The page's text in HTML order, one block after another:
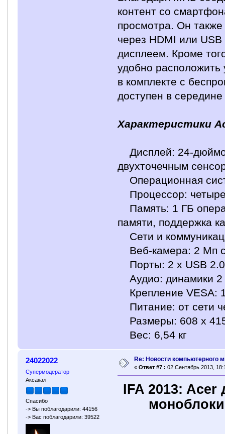
контент со
просмотра. Он
через HDMI или
дисплеем. Кроме
удобно расположить
в комплекте с
доступен в
Характеристики
Дисплей: 24-
двухточечным
Операционная
Процессор:
Память: 1 ГБ
памяти, поддержка
Сети и
Веб-камера: 2 Мп
Порты: 2 x USB
Аудио: динамики 2
Крепление VESA:
Питание: от сети
Размеры: 608 x
Вес: 6,54 кг
24022022
Супермодератор
Аксакал
Спасибо
-> Вы поблагодарили: 44156
-> Вас поблагодарили: 39522
Re: Новости компьютерного
« Ответ #7 : 02 Сентябрь 2013,
IFA 2013: Acer